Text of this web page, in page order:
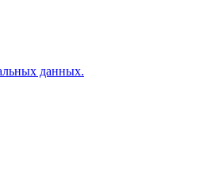
данных.